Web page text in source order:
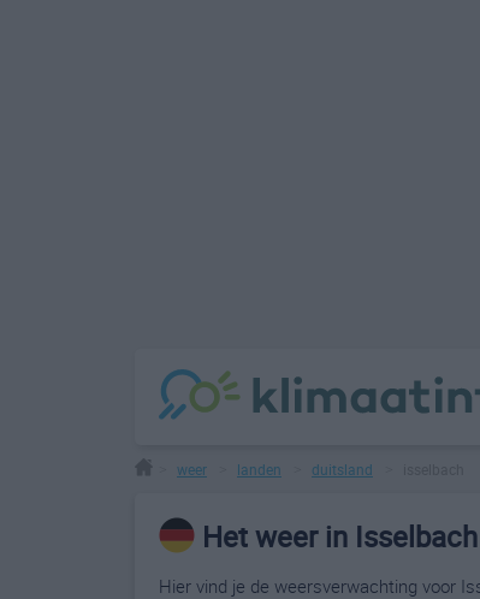
weer landen duitsland
Het weer in Isselbach
Hier vind je de weersverwachting voor